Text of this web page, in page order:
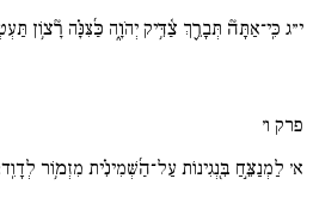
י״ג כִּֽי־אַתָּה֘ תְּבָרֵ֪ךְ צַ֫דִּ֥יק יְהֹוָ֑ה כַּ֜צִּנָּ֗ה רָ֘צ֥וֹן
פרק ו׳
א׳ לַמְנַצֵּ֣חַ בִּ֖נְגִינוֹת עַל־הַ֜שְּׁמִינִ֗ית מִזְמ֥וֹר